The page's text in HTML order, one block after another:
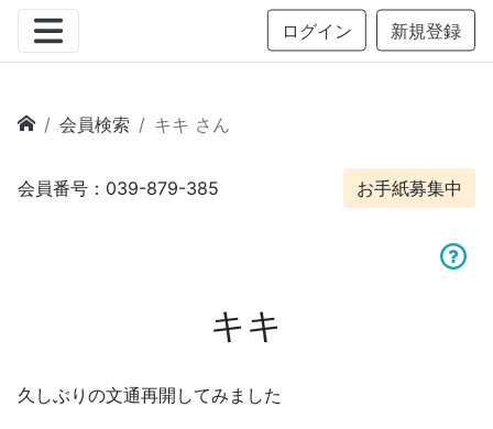
ログイン 新規登録
会員検索 キキ さん
会員番号：039-879-385 お手紙募集中
キキ
久しぶりの文通再開してみました